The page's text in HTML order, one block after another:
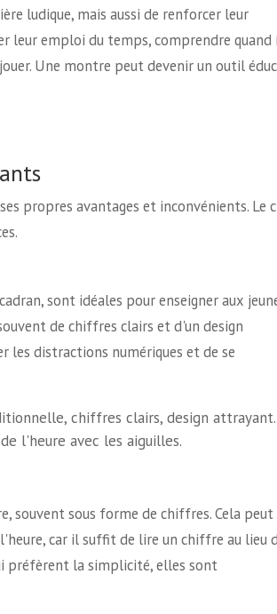
ludique, mais aussi de renforcer leur
leur emploi du temps, comprendre quand
Une montre peut devenir un outil
propres avantages et inconvénients. Le
sont idéales pour enseigner aux
de chiffres clairs et d'un design
distractions numériques et de se
chiffres clairs, design attrayant.
l'heure avec les aiguilles.
souvent sous forme de chiffres. Cela
car il suffit de lire un chiffre au lieu
préfèrent la simplicité, elles sont